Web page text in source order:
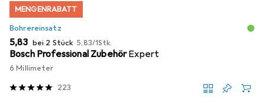
MENGENRABATT
Bohrereinsatz
EUR
5,83 bei 2 Stück EUR
5,83/1Stk.
Bosch Professional ZubehörExpert
6 Millimeter
223